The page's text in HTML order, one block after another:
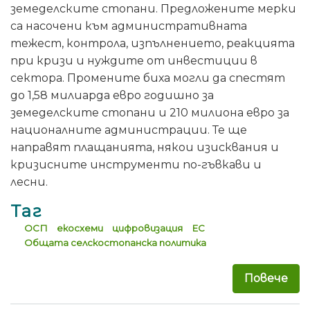
земеделските стопани. Предложените мерки
са насочени към административната
тежест, контрола, изпълнението, реакцията
при кризи и нуждите от инвестиции в
сектора. Промените биха могли да спестят
до 1,58 милиарда евро годишно за
земеделските стопани и 210 милиона евро за
националните администрации. Те ще
направят плащанията, някои изисквания и
кризисните инструменти по-гъвкави и
лесни.
Таг
ОСП екосхеми цифровизация
ЕС
Общата селскостопанска политика
Повече